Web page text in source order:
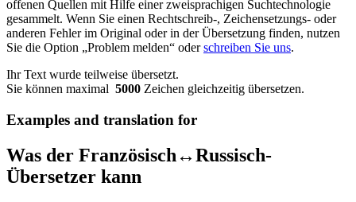
offenen Quellen mit Hilfe einer zweisprachigen Suchtechnologie
gesammelt. Wenn Sie einen Rechtschreib-, Zeichensetzungs- oder
anderen Fehler im Original oder in der Übersetzung finden, nutzen
Sie die Option „Problem melden“ oderschreiben Sie uns.
Ihr Text wurde teilweise übersetzt.
Sie können maximal 5000 Zeichen gleichzeitig übersetzen.
Examples and translation for
Was der Französisch↔Russisch-
Übersetzer kann